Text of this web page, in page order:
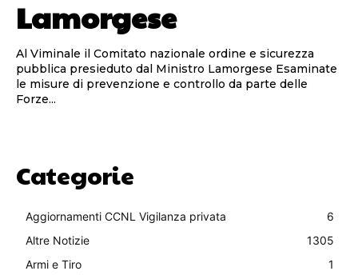
Lamorgese
Al Viminale il Comitato nazionale ordine e sicurezza
pubblica presieduto dal Ministro Lamorgese Esaminate
le misure di prevenzione e controllo da parte delle
Forze...
Categorie
Aggiornamenti CCNL Vigilanza privata
6
Altre Notizie
1305
Armi e Tiro
1